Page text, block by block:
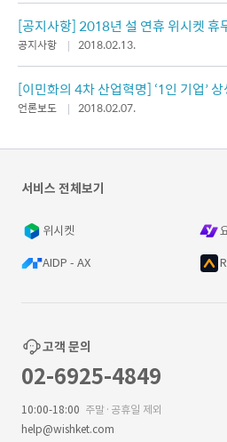
[공지사항] 2018년 설 연휴 위시켓 휴
공지사항 2018.02.13.
[이민화의 4차 산업혁명] ‘1인 기업’
언론보도 2018.02.07.
서비스 전체보기
위시켓
AIDP - AX
고객 문의
02-6925-4849
10:00-18:00 주말·공휴일 제외
help@wishket.com